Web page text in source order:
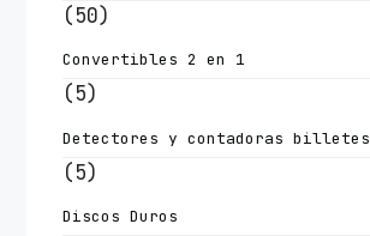
(50)
Convertibles 2 en 1
(5)
Detectores y contadoras billetes
(5)
Discos Duros